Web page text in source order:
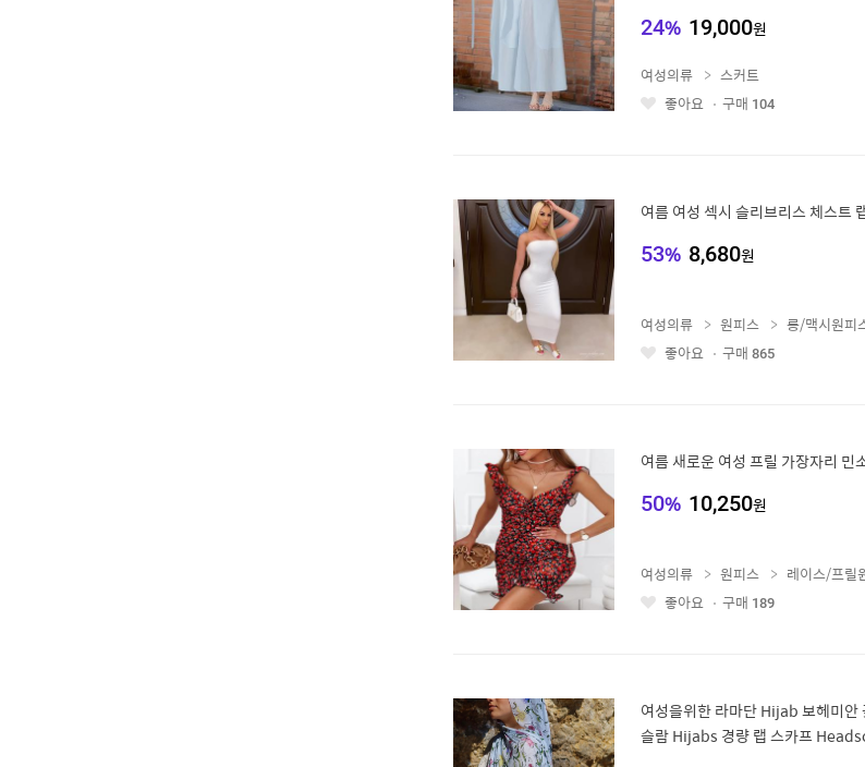
24% 19,000원
좋
여성의류
스커트
좋아요
구매 104
여름 여성 섹시 슬리브리스 체스트
53% 8,680원
좋
여성의류 원피스
롱/맥시원피
좋아요
구매 865
여름 새로운 여성 프릴 가장자리 민
50% 10,250원
좋
여성의류 원피스
레이스/프릴
좋아요
구매 189
여성을위한 라마단 Hijab 보헤미안
슬람 Hijabs 경량 랩 스카프